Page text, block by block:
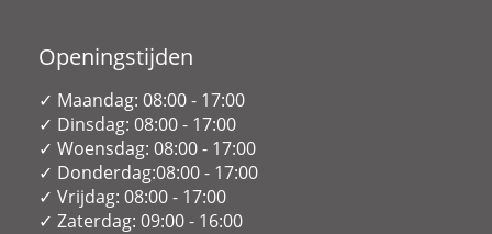
Openingstijden
✓ Maandag: 08:00 - 17:00
✓ Dinsdag: 08:00 - 17:00
✓ Woensdag: 08:00 - 17:00
✓ Donderdag:08:00 - 17:00
✓ Vrijdag: 08:00 - 17:00
✓ Zaterdag: 09:00 - 16:00